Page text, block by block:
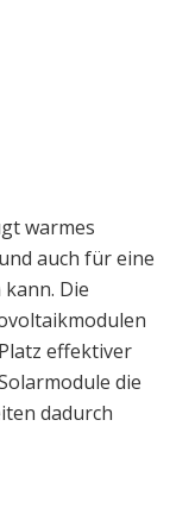
warmes
auch für eine
Die
effektiver
die
dadurch